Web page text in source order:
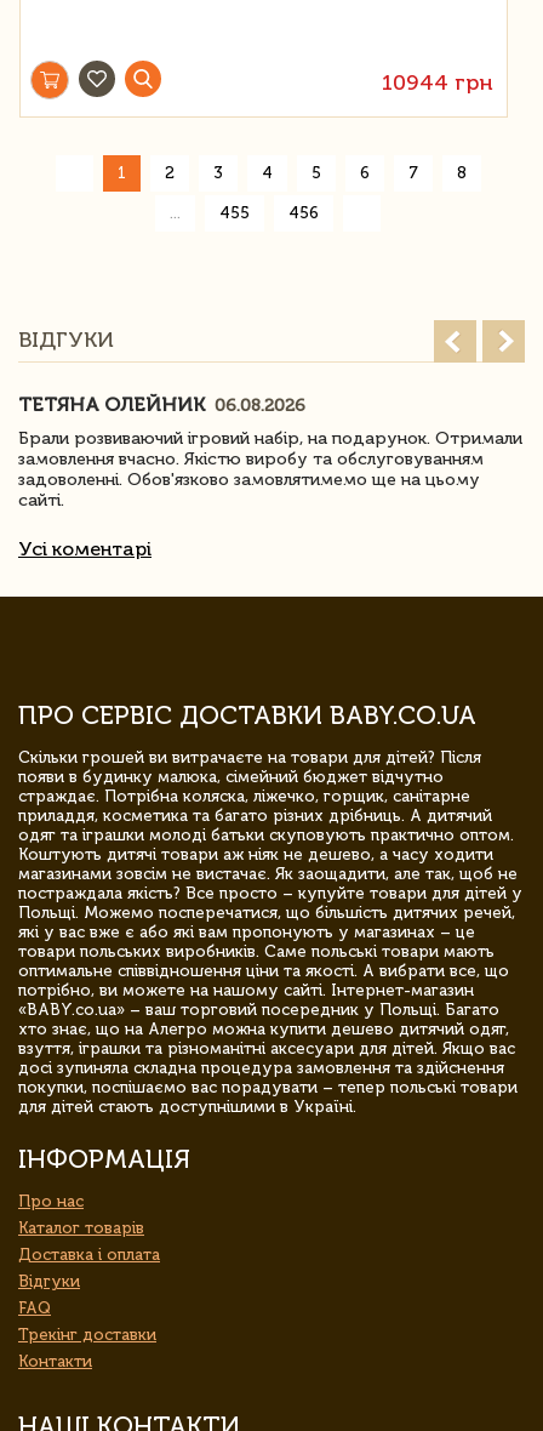
10944 грн
1 2 3 4 5 6 7 8
455 456
ВІДГУКИ
ТЕТЯНА ОЛЕЙНИК 06.08.2026
Брали розвиваючий ігровий набір, на подарунок. Отримали
замовлення вчасно. Якістю виробу та обслуговуванням
задоволенні. Обов'язково замовлятимемо ще на цьому
сайті.
Усі коментарі
ПРО СЕРВІС ДОСТАВКИ BABY.CO.UA
Скільки грошей ви витрачаєте на товари для дітей? Після
появи в будинку малюка, сімейний бюджет відчутно
страждає. Потрібна коляска, ліжечко, горщик, санітарне
приладдя, косметика та багато різних дрібниць. А дитячий
одяг та іграшки молоді батьки скуповують практично оптом.
Коштують дитячі товари аж ніяк не дешево, а часу ходити
магазинами зовсім не вистачає. Як заощадити, але так, щоб не
постраждала якість? Все просто – купуйте товари для дітей у
Польщі. Можемо посперечатися, що більшість дитячих речей,
які у вас вже є або які вам пропонують у магазинах – це
товари польських виробників. Саме польські товари мають
оптимальне співвідношення ціни та якості. А вибрати все, що
потрібно, ви можете на нашому сайті. Інтернет-магазин
«BABY.co.ua» – ваш торговий посередник у Польщі. Багато
хто знає, що на Алегро можна купити дешево дитячий одяг,
взуття, іграшки та різноманітні аксесуари для дітей. Якщо вас
досі зупиняла складна процедура замовлення та здійснення
покупки, поспішаємо вас порадувати – тепер польські товари
для дітей стають доступнішими в Україні.
ІНФОРМАЦІЯ
Про нас
Каталог товарів
Доставка і оплата
Відгуки
FAQ
Трекінг доставки
Контакти